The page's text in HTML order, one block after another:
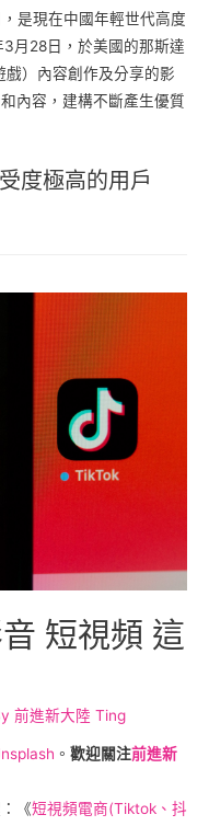
是現在中國年輕世代高度
月28日，於美國的那斯達
戲）內容創作及分享的影
內容，建構不斷產生優質
度極高的用戶
短視頻 這
前進新大陸 Ting
。 歡迎關注前進新
《短視頻電商(Tiktok、抖